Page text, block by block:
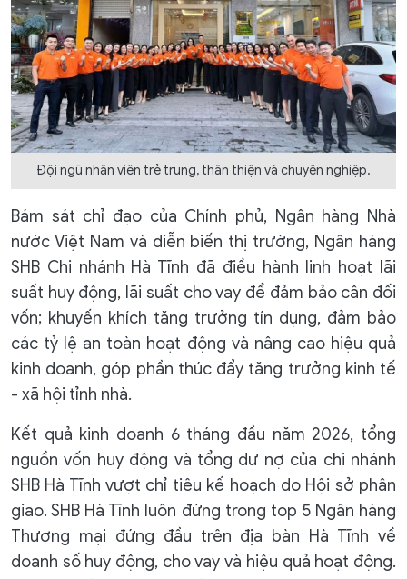
Đội ngũ nhân viên trẻ trung, thân thiện và chuyên nghiệp.
Bám sát chỉ đạo của Chính phủ, Ngân hàng Nhà
nước Việt Nam và diễn biến thị trường, Ngân hàng
SHB Chi nhánh Hà Tĩnh đã điều hành linh hoạt lãi
suất huy động, lãi suất cho vay để đảm bảo cân đối
vốn; khuyến khích tăng trưởng tín dụng, đảm bảo
các tỷ lệ an toàn hoạt động và nâng cao hiệu quả
kinh doanh, góp phần thúc đẩy tăng trưởng kinh tế
- xã hội tỉnh nhà.
Kết quả kinh doanh 6 tháng đầu năm 2026, tổng
nguồn vốn huy động và tổng dư nợ của chi nhánh
SHB Hà Tĩnh vượt chỉ tiêu kế hoạch do Hội sở phân
giao. SHB Hà Tĩnh luôn đứng trong top 5 Ngân hàng
Thương mại đứng đầu trên địa bàn Hà Tĩnh về
doanh số huy động, cho vay và hiệu quả hoạt động.